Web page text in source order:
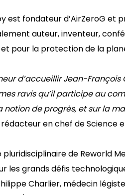
est fondateur d’AirZeroG et
auteur, inventeur,
pour la protection de la
d’accueillir Jean-
ravis qu’il participe au
notion de progrès, et sur la
en chef de Science
de Reworld
les grands défis
Charlier, médecin